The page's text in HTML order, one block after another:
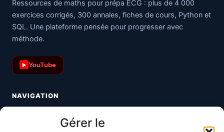
Gérer le
Ressources de maths pour prépa ECG : plus de 4 000
exercices corrigés, 300 annales, fiches de cours, Python et
SQL. Une plateforme pensée pour progresser avec
méthode.
▶ YouTube
NAVIGATION
Toutes les maths